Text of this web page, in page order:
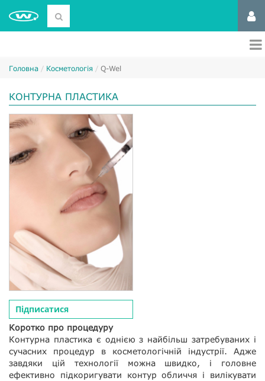
Головна Косметологія Q-Wel
КОНТУРНА ПЛАСТИКА
Підписатися
Коротко про процедуру
Контурна пластика є однією з найбільш затребуваних і
сучасних процедур в косметологічній індустрії. Адже
завдяки цій технології можна швидко, і головне
ефективно підкоригувати контур обличчя і вилікувати